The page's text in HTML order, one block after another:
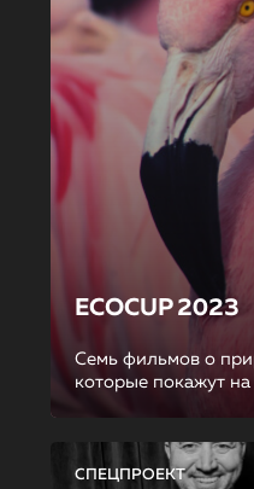
ECOCUP 2023
Семь фильмов о
которые покажут
СПЕЦПРОЕКТ